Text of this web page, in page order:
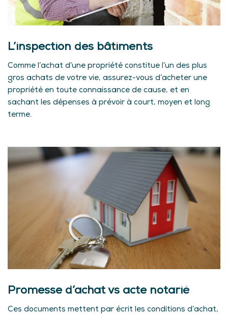
L’inspection des bâtiments
Comme l’achat d’une propriété constitue l’un des plus
gros achats de votre vie, assurez-vous d’acheter une
propriété en toute connaissance de cause, et en
sachant les dépenses à prévoir à court, moyen et long
terme.
Promesse d’achat vs acte notarié
Ces documents mettent par écrit les conditions d’achat,